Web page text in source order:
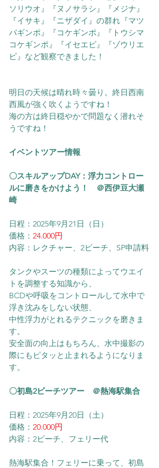
ソリウオ』『ヌノサラシ』『メジナ』
『イサキ』『ニザダイ』の群れ『マツ
バギンポ』『コケギンポ』
『トウシマ
コケギンポ』『イセエビ』『ゾウリエ
ビ』 など観察できました！
明日の天候は晴れ時々曇り。終日西南
西風が強く吹くようですね！
海の方は終日穏やかで問題なく潜れそ
うですね！
イベントツアー情報
〇スキルアップDAY：浮力コントロー
ルに磨きをかけよう！　＠西伊豆大瀬
崎
日程：2025年9月21日（日）
価格： 24.000円
内容：レクチャー、2ビーチ、SP申請料
タンクやスーツの種類によってウエイ
トを調整する知識から、
BCDや呼吸をコントロールして水中で
浮き沈みをしない状態、
中性浮力がとれるテクニックを磨きま
す。
安全面の向上はもちろん、水中撮影の
際にもピタッと止まれるようになりま
す。
〇初島2ビーチツアー　＠熱海駅集合
日程：2025年9月20日（土）
価格： 20.000円
内容：2ビーチ、フェリー代
熱海駅集合！フェリーに乗って、初島